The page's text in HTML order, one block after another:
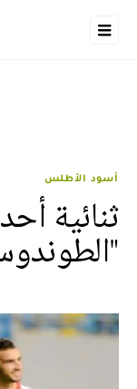
أسود الأطلس
ثنائية